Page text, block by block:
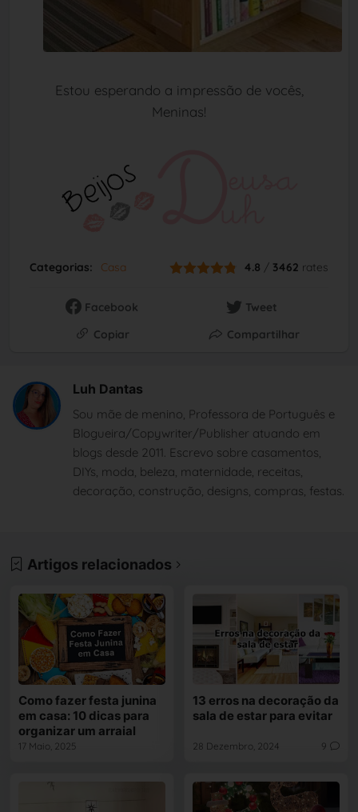
Estou esperando a impressão de vocês,
Meninas!
Categorias: Casa 4.8 / 3462 rates
Facebook
Tweet
Copiar
Compartilhar
Luh Dantas
Sou mãe de menino, Professora de Português e
Blogueira/Copywriter/Publisher atuando em
blogs desde 2011. Escrevo sobre casamentos,
DIYs, moda, beleza, maternidade, receitas,
decoração, construção, designs, compras, festas.
Artigos relacionados
Como fazer festa junina
em casa: 10 dicas para
organizar um arraial
17 Maio, 2025
13 erros na decoração da
sala de estar para evitar
28 Dezembro, 2024 9